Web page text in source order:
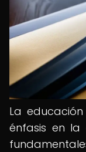
La
énfasis en la